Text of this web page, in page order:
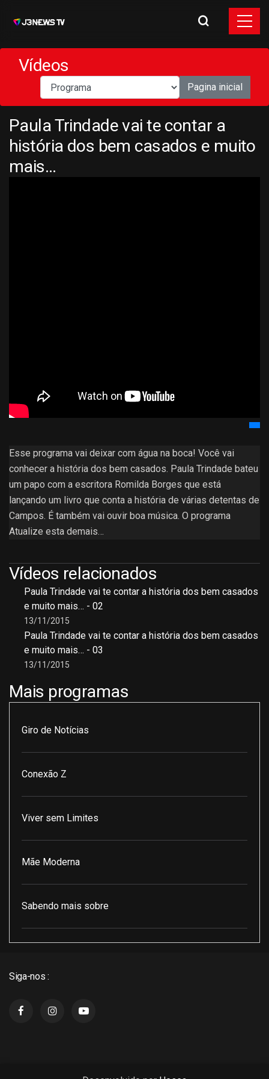
Vídeos
Pagina inicial
Paula Trindade vai te contar a
história dos bem casados e muito
mais…
Esse programa vai deixar com água na boca! Você vai
conhecer a história dos bem casados. Paula Trindade bateu
um papo com a escritora Romilda Borges que está
lançando um livro que conta a história de várias detentas de
Campos. É também vai ouvir boa música. O programa
Atualize esta demais…
Vídeos relacionados
Paula Trindade vai te contar a história dos bem casados
e muito mais… - 02
13/11/2015
Paula Trindade vai te contar a história dos bem casados
e muito mais… - 03
13/11/2015
Mais programas
Giro de Notícias
Conexão Z
Viver sem Limites
Mãe Moderna
Sabendo mais sobre
Siga-nos :